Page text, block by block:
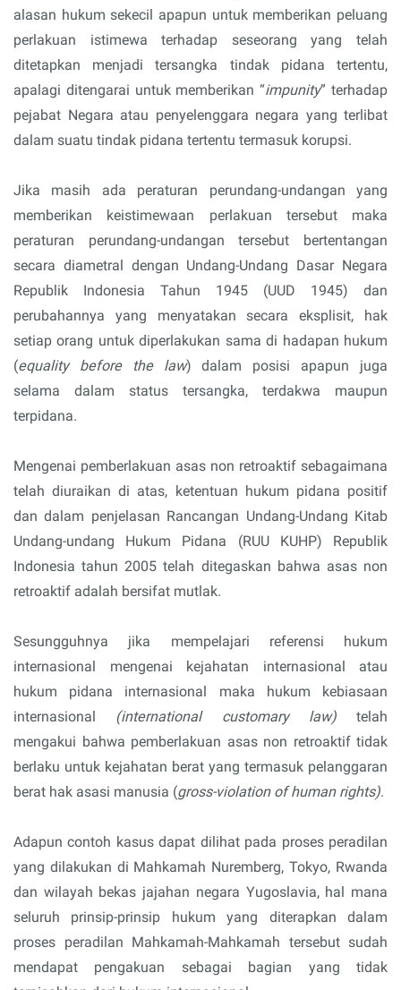
alasan hukum sekecil apapun untuk memberikan peluang
perlakuan istimewa terhadap seseorang yang telah
ditetapkan menjadi tersangka tindak pidana tertentu,
apalagi ditengarai untuk memberikan “impunity” terhadap
pejabat Negara atau penyelenggara negara yang terlibat
dalam suatu tindak pidana tertentu termasuk korupsi.
Jika masih ada peraturan perundang-undangan yang
memberikan keistimewaan perlakuan tersebut maka
peraturan perundang-undangan tersebut bertentangan
secara diametral dengan Undang-Undang Dasar Negara
Republik Indonesia Tahun 1945 (UUD 1945) dan
perubahannya yang menyatakan secara eksplisit, hak
setiap orang untuk diperlakukan sama di hadapan hukum
(equality before the law) dalam posisi apapun juga
selama dalam status tersangka, terdakwa maupun
terpidana.
Mengenai pemberlakuan asas non retroaktif sebagaimana
telah diuraikan di atas, ketentuan hukum pidana positif
dan dalam penjelasan Rancangan Undang-Undang Kitab
Undang-undang Hukum Pidana (RUU KUHP) Republik
Indonesia tahun 2005 telah ditegaskan bahwa asas non
retroaktif adalah bersifat mutlak.
Sesungguhnya jika mempelajari referensi hukum
internasional mengenai kejahatan internasional atau
hukum pidana internasional maka hukum kebiasaan
internasional (international customary law)telah
mengakui bahwa pemberlakuan asas non retroaktif tidak
berlaku untuk kejahatan berat yang termasuk pelanggaran
berat hak asasi manusia (gross-violation of human rights).
Adapun contoh kasus dapat dilihat pada proses peradilan
yang dilakukan di Mahkamah Nuremberg, Tokyo, Rwanda
dan wilayah bekas jajahan negara Yugoslavia, hal mana
seluruh prinsip-prinsip hukum yang diterapkan dalam
proses peradilan Mahkamah-Mahkamah tersebut sudah
mendapat pengakuan sebagai bagian yang tidak